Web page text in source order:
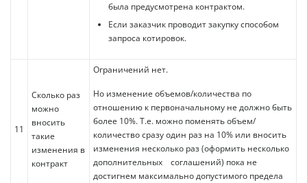
была предусмотрена контрактом.
Если заказчик проводит закупку способом
запроса котировок.
11
Сколько раз
можно
вносить
такие
изменения в
контракт
Ограничений нет.
Но изменение объемов/количества по
отношению к первоначальному не должно быть
более 10%. Т.е. можно поменять объем/
количество сразу один раз на 10% или вносить
изменения несколько раз (оформить несколько
дополнительных соглашений) пока не
достигнем максимально допустимого предела